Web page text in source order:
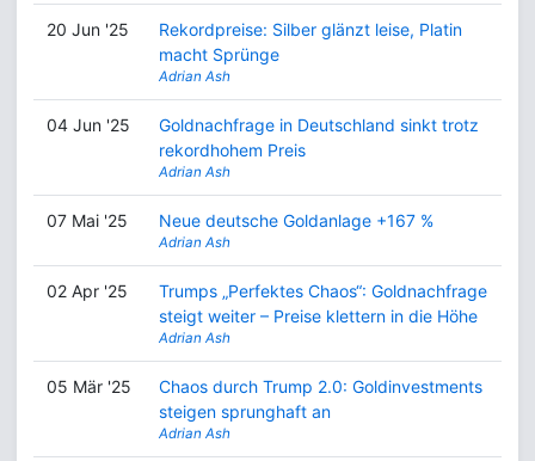
20 Jun '25
Rekordpreise: Silber glänzt leise, Platin
macht Sprünge
Adrian Ash
04 Jun '25
Goldnachfrage in Deutschland sinkt trotz
rekordhohem Preis
Adrian Ash
07 Mai '25 Neue deutsche Goldanlage +167 %
Adrian Ash
02 Apr '25
Trumps „Perfektes Chaos“: Goldnachfrage
steigt weiter – Preise klettern in die Höhe
Adrian Ash
05 Mär '25
Chaos durch Trump 2.0: Goldinvestments
steigen sprunghaft an
Adrian Ash